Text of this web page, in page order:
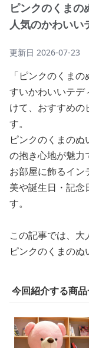
ピンクのくまの
人気のかわいい
更新日 2026-07-23
「ピンクのくま
すいかわいいテ
けて、おすすめの
す。
ピンクのくまの
の抱き心地が魅力
お部屋に飾るイン
美や誕生日・記念
す。
この記事では、
ピンクのくまのぬ
今回紹介する商